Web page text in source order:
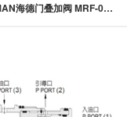
HIDRAMAN海德门叠加阀 MRF-02,03系列叠加式调压阀